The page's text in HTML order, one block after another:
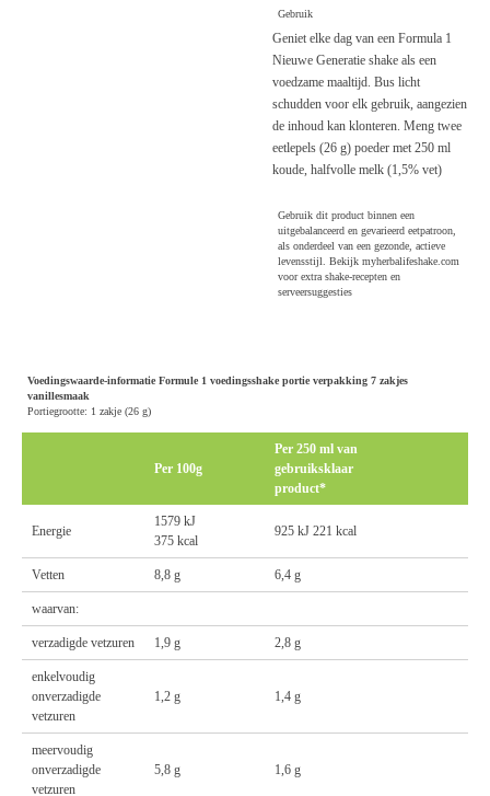
Gebruik
Geniet elke dag van een Formula 1
Nieuwe Generatie shake als een
voedzame maaltijd. Bus licht
schudden voor elk gebruik, aangezien
de inhoud kan klonteren. Meng twee
eetlepels (26 g) poeder met 250 ml
koude, halfvolle melk (1,5% vet)
Gebruik dit product binnen een
uitgebalanceerd en gevarieerd eetpatroon,
als onderdeel van een gezonde, actieve
levensstijl. Bekijk myherbalifeshake.com
voor extra shake-recepten en
serveersuggesties
Voedingswaarde-informatie Formule 1 voedingsshake portie verpakking 7 zakjes
vanillesmaak
Portiegrootte: 1 zakje (26 g)
Per 100g
Per 250 ml van
gebruiksklaar
product*
Energie
1579 kJ
375 kcal
925 kJ 221 kcal
Vetten 8,8 g 6,4 g
waarvan:
verzadigde vetzuren 1,9 g 2,8 g
enkelvoudig
onverzadigde
vetzuren
1,2 g 1,4 g
meervoudig
onverzadigde
vetzuren
5,8 g 1,6 g